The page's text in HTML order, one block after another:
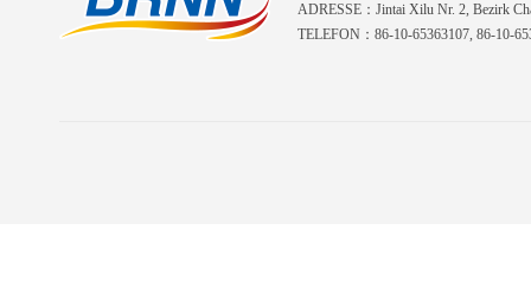
ADRESSE：Jintai Xilu Nr. 2, Bezirk
TELEFON：86-10-65363107, 86-10-